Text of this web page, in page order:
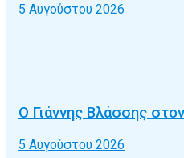
5 Αυγούστου 2026
Ο Γιάννης Βλάσσης
5 Αυγούστου 2026